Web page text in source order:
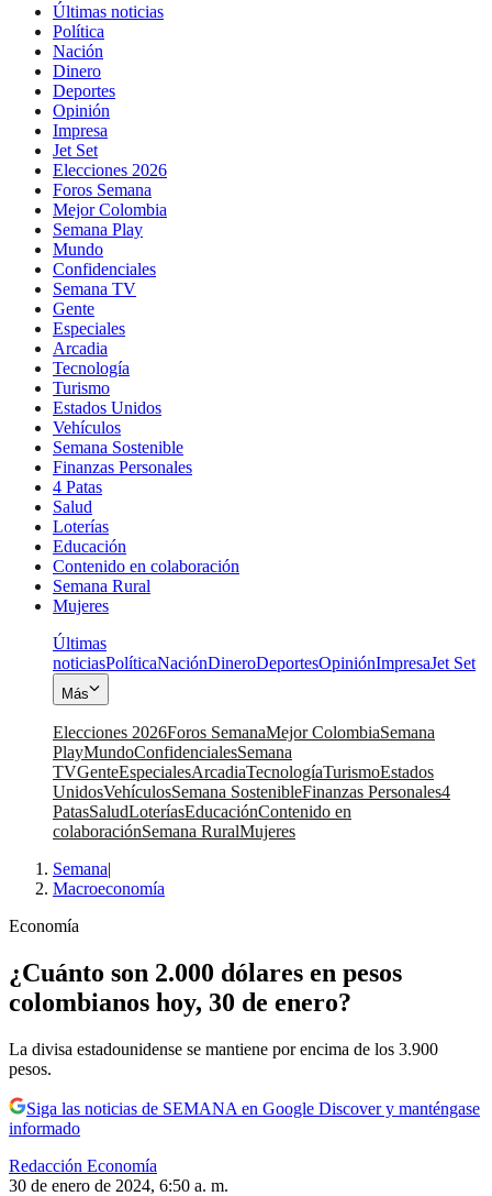
Últimas noticias
Política
Nación
Dinero
Deportes
Opinión
Impresa
Jet Set
Elecciones 2026
Foros Semana
Mejor Colombia
Semana Play
Mundo
Confidenciales
Semana TV
Gente
Especiales
Arcadia
Tecnología
Turismo
Estados Unidos
Vehículos
Semana Sostenible
Finanzas Personales
4 Patas
Salud
Loterías
Educación
Contenido en colaboración
Semana Rural
Mujeres
Últimas
noticiasPolíticaNaciónDineroDeportesOpiniónImpresaJet Set
Más
Elecciones 2026Foros SemanaMejor ColombiaSemana
PlayMundoConfidencialesSemana
TVGenteEspecialesArcadiaTecnologíaTurismoEstados
UnidosVehículosSemana SostenibleFinanzas Personales4
PatasSaludLoteríasEducaciónContenido en
colaboraciónSemana RuralMujeres
Semana|
Macroeconomía
Economía
¿Cuánto son 2.000 dólares en pesos
colombianos hoy, 30 de enero?
La divisa estadounidense se mantiene por encima de los 3.900
pesos.
Siga las noticias de SEMANA en Google Discover y manténgase
informado
Redacción Economía
30 de enero de 2024, 6:50 a. m.